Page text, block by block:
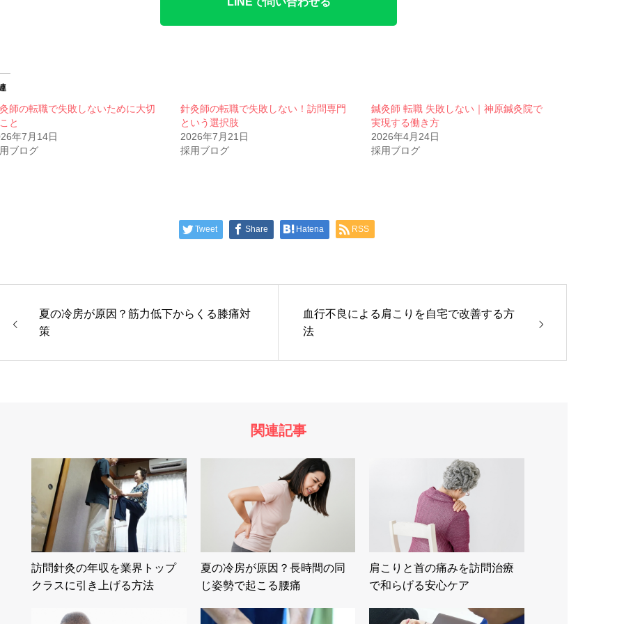
師の転職で失敗しないために大切
と
年7月14日
ブログ
針灸師の転職で失敗しない！訪問専門
という選択肢
2026年7月21日
採用ブログ
鍼灸師 転職 失敗しない｜神原鍼灸院で
実現する働き方
2026年4月24日
採用ブログ
Tweet Share Hatena RSS
夏の冷房が原因？筋力低下からくる膝痛対
策
血行不良による肩こりを自宅で改善する方
法
関連記事
訪問針灸の年収を業界トップ
クラスに引き上げる方法
夏の冷房が原因？長時間の同
じ姿勢で起こる腰痛
肩こりと首の痛みを訪問治療
で和らげる安心ケア